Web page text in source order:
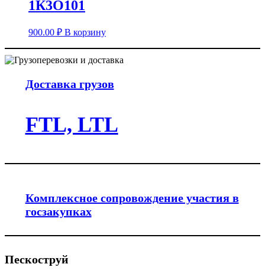
1К3О101
900.00 ₽ В корзину
Доставка грузов
FTL, LTL
Комплексное сопровождение участия в
госзакупках
Пескоструй